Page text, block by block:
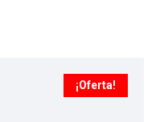
¡Oferta!